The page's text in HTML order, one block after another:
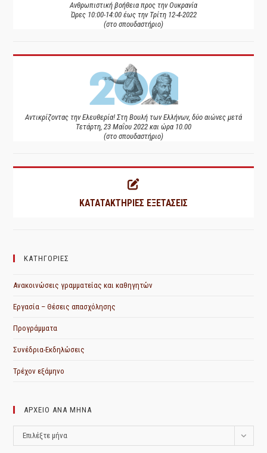
Ανθρωπιστική βοήθεια προς την Ουκρανία
Ώρες 10:00-14:00 έως την Τρίτη 12-4-2022
(στο σπουδαστήριο)
Αντικρίζοντας την Ελευθερία! Στη Βουλή των Ελλήνων, δύο αιώνες μετά
Τετάρτη, 23 Μαΐου 2022 και ώρα 10.00
(στο σπουδαστήριο)
ΚΑΤΑΤΑΚΤΗΡΙΕΣ ΕΞΕΤΑΣΕΙΣ
ΚΑΤΗΓΟΡΙΕΣ
Ανακοινώσεις γραμματείας και καθηγητών
Εργασία – Θέσεις απασχόλησης
Προγράμματα
Συνέδρια-Εκδηλώσεις
Τρέχον εξάμηνο
ΑΡΧΕΙΟ ΑΝΑ ΜΗΝΑ
ΑΡΧΕΙΟ
ΑΝΑ
Επιλέξτε μήνα